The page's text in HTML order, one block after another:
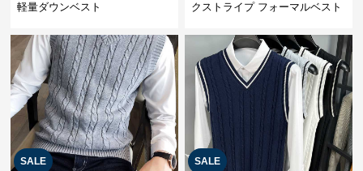
軽量ダウンベスト
クストライプ フォーマルベスト
SALE SALE